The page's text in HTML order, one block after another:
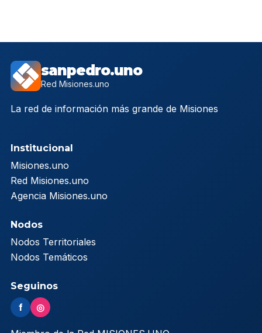
sanpedro.uno
Red Misiones.uno
La red de información más grande de Misiones
Institucional
Misiones.uno
Red Misiones.uno
Agencia Misiones.uno
Nodos
Nodos Territoriales
Nodos Temáticos
Seguinos
f ◎